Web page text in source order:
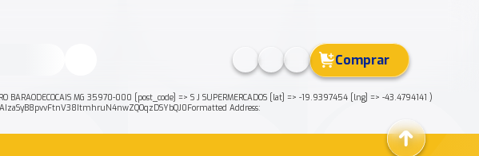
Comprar
BARAODECOCAIS MG 35970-000 [post_code] => S J SUPERMERCADOS [lat] => -19.9397454 [lng] => -43.4794141 )
Address: